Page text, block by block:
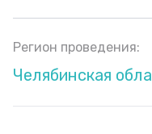
Регион проведения:
Челябинская